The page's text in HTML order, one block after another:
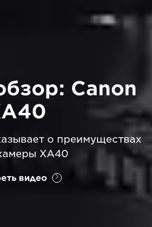
Canon
о преимуществах
XA40
видео